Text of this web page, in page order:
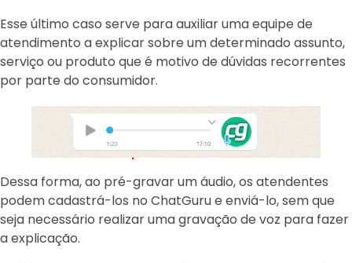
Esse último caso serve para auxiliar uma equipe de
atendimento a explicar sobre um determinado assunto,
serviço ou produto que é motivo de dúvidas recorrentes
por parte do consumidor.
Dessa forma, ao pré-gravar um áudio, os atendentes
podem cadastrá-los no ChatGuru e enviá-lo, sem que
seja necessário realizar uma gravação de voz para fazer
a explicação.